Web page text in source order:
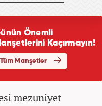
mezuniyet